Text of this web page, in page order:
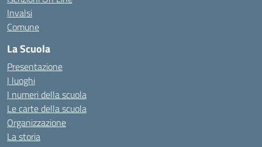
Invalsi
Comune
La Scuola
Presentazione
I luoghi
I numeri della scuola
Le carte della scuola
Organizzazione
La storia